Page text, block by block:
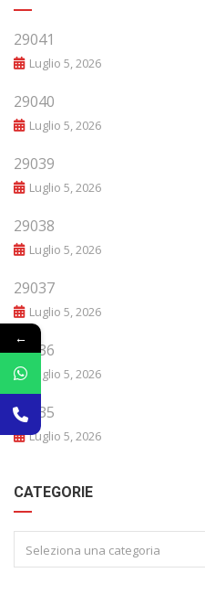
29041
Luglio 5, 2026
29040
Luglio 5, 2026
29039
Luglio 5, 2026
29038
Luglio 5, 2026
29037
Luglio 5, 2026
29036
Luglio 5, 2026
29035
Luglio 5, 2026
CATEGORIE
Seleziona una categoria
←